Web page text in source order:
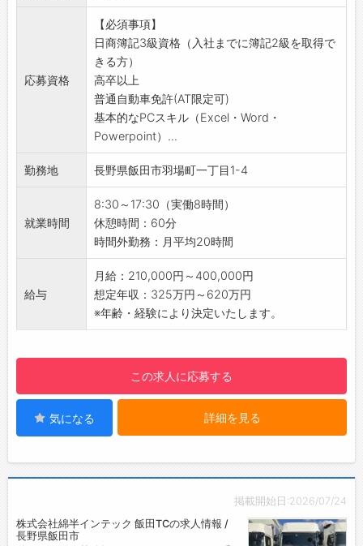
ます。
仕事を覚えながら下記の業務にステップアップ
していきます。
＜具体的には＞
会計帳簿のチェック、指導
税務書類の作成
税務申告
決算対応
年末調整の対応
お客様への情報提供など
問し、会計帳簿のチェック・指導を行います。
・同時に、顧問先担当を通じ「お客様との信頼
を築く力」を養います。
定期訪問にて、経営者様へ会計報告等行いま
す。
・範囲
【ポイント】
・先輩同行の元、徐々にスキルを磨いて頂きま
・中途採用の方も、多数活躍しております。
のご経験を活かして活躍している方もいらっし
なります。
応募資格
【必須事項】
日商簿記3級資格（入社までに簿記2級を取得で
きる方）
高卒以上
普通自動車免許(AT限定可)
基本的なPCスキル（Excel・Word・
Powerpoint）...
勤務地 長野県飯田市羽場町一丁目1-4
就業時間
8:30～17:30（実働8時間）
休憩時間：60分
時間外勤務：月平均20時間
給与
月給：210,000円～400,000円
想定年収：325万円～620万円
※年齢・経験により決定いたします。
この求人に応募する
気になる 詳細を見る
掲載開始日:2026/07/24
株式会社綿半インテック 飯田TCの求人情報 /
長野県飯田市